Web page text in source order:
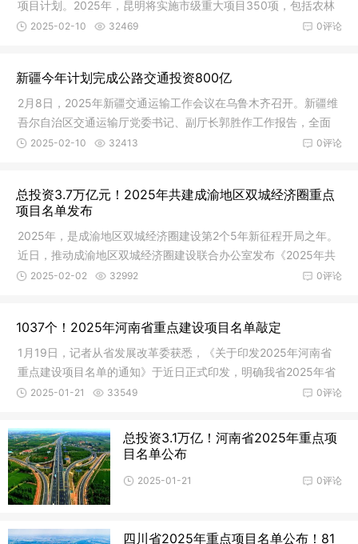
项目计划。2025年，昆明将实施市级重大项目350项，包括农林
水利、综
0评论
2025-02-10 32469
新疆今年计划完成公路交通投资800亿
2月8日，2025年新疆交通运输工作会议在乌鲁木齐召开。新疆维
吾尔自治区交通运输厅党委书记、副厅长郭胜作工作报告，全面
总结2024
0评论
2025-02-10 32413
总投资3.7万亿元！2025年共建成渝地区双城经济圈重点
项目名单发布
2025年，是成渝地区双城经济圈建设第2个5年新征程开局之年。
近日，推动成渝地区双城经济圈建设联合办公室发布《2025年共
建成渝地
0评论
2025-02-02 32992
1037个！2025年河南省重点建设项目名单敲定
1月19日，记者从省发展改革委获悉，《关于印发2025年河南省
重点建设项目名单的通知》于近日正式印发，明确我省2025年省
重点项目1
0评论
2025-01-21 33549
总投资3.1万亿！河南省2025年重点项
目名单公布
0评论
2025-01-21
四川省2025年重点项目名单公布！81